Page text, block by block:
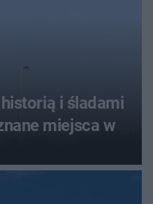
i śladami
miejsca w